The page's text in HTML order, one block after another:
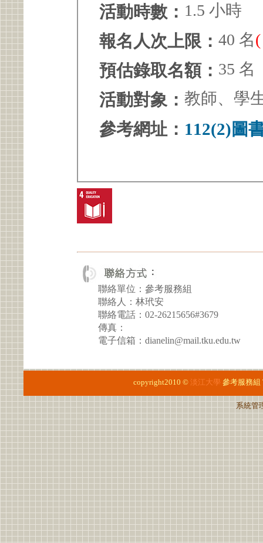
活動時數： 1.5 小時
報名人次上限： 40 名
預估錄取名額： 35 名
活動對象： 教師、學
參考網址： 112(2)圖
聯絡單位：參考服務組
聯絡人：林玳安
聯絡電話：02-26215656#3679
傳真：
電子信箱：dianelin@mail.tku.edu.tw
copyright2010 © 淡江大學 參考服務組
系統管